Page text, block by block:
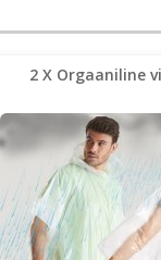
2 X Orgaaniline